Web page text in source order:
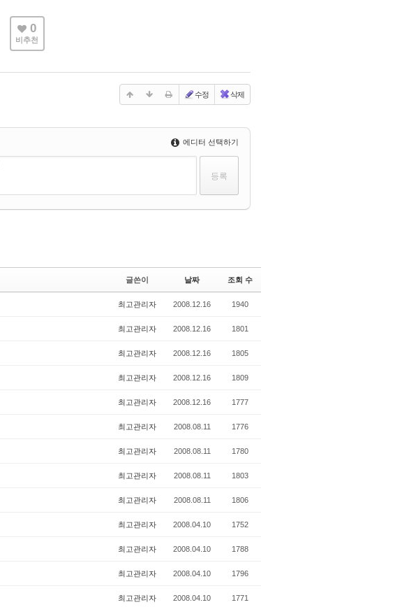
0
비추천
수정 삭제
에디터 선택하기
글쓴이 날짜 조회 수
최고관리자 2008.12.16 1940
최고관리자 2008.12.16 1801
최고관리자 2008.12.16 1805
최고관리자 2008.12.16 1809
최고관리자 2008.12.16 1777
최고관리자 2008.08.11 1776
최고관리자 2008.08.11 1780
최고관리자 2008.08.11 1803
최고관리자 2008.08.11 1806
최고관리자 2008.04.10 1752
최고관리자 2008.04.10 1788
최고관리자 2008.04.10 1796
최고관리자 2008.04.10 1771